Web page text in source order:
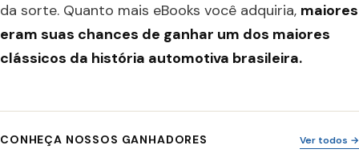
da sorte. Quanto mais eBooks você adquiria, maiores
eram suas chances de ganhar um dos maiores
clássicos da história automotiva brasileira.
CONHEÇA NOSSOS GANHADORES Ver todos →